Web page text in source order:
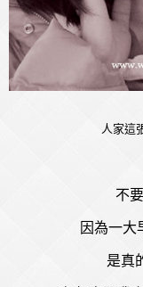
人家這
不
因為一大
是真